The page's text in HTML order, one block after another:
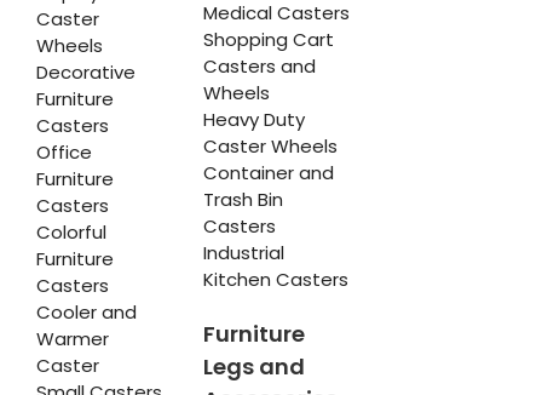
Caster
Wheels
Decorative
Furniture
Casters
Office
Furniture
Casters
Colorful
Furniture
Casters
Cooler and
Warmer
Caster
Medical Casters
Shopping Cart
Casters and
Wheels
Heavy Duty
Caster Wheels
Container and
Trash Bin
Casters
Industrial
Kitchen Casters
Furniture
Legs and